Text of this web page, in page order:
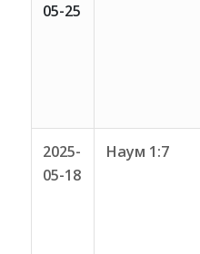
05-25
2025-
05-18
Наум 1:7